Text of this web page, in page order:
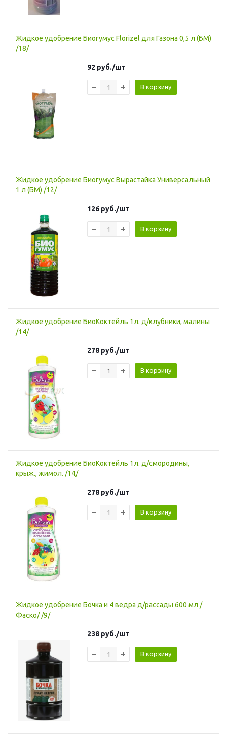
Жидкое удобрение Биогумус Florizel для Газона 0,5 л (БМ)
/18/
92 руб./шт
В корзину
Жидкое удобрение Биогумус Вырастайка Универсальный
1 л (БМ) /12/
126 руб./шт
В корзину
Жидкое удобрение БиоКоктейль 1л. д/клубники, малины
/14/
278 руб./шт
В корзину
Жидкое удобрение БиоКоктейль 1л. д/смородины,
крыж., жимол. /14/
278 руб./шт
В корзину
Жидкое удобрение Бочка и 4 ведра д/рассады 600 мл /
Фаско/ /9/
238 руб./шт
В корзину